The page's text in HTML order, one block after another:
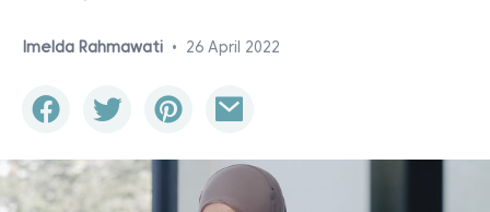
Imelda Rahmawati • 26 April 2022